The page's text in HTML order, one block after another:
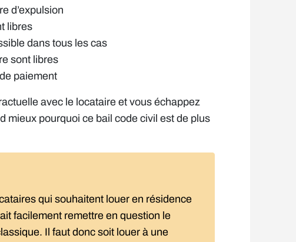
d’expulsion
libres
dans tous les cas
sont libres
paiement
avec le locataire et vous échappez
mieux pourquoi ce bail code civil est de plus
qui souhaitent louer en résidence
facilement remettre en question le
Il faut donc soit louer à une